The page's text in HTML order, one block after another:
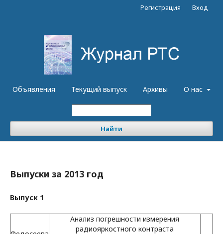
Объявления Текущий выпуск Архивы О нас
Найти
Регистрация Вход
Выпуски за 2013 год
Выпуск 1
Анализ погрешности измерения
радиояркостного контраста